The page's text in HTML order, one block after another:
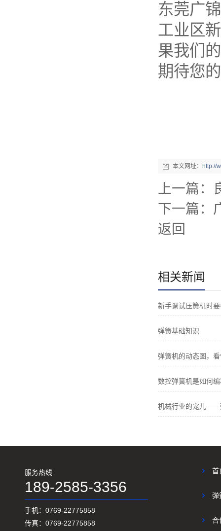
东莞广
工业区
果我们
期待您
本文网址： http://
上一篇：
下一篇：
返回
相关新闻
新手调试压簧机时
弹簧基础知识
弹簧机的动态图，
数控弹簧机是如何
机械行业的宠儿——
服务热线
189-2585-3356
手机：0769-22775858
传真：0769-22775858
首
弹
合